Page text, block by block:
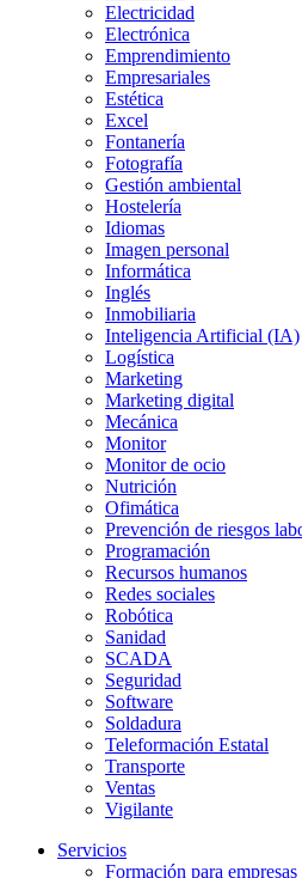
Electricidad
Electrónica
Emprendimiento
Empresariales
Estética
Excel
Fontanería
Fotografía
Gestión ambiental
Hostelería
Idiomas
Imagen personal
Informática
Inglés
Inmobiliaria
Inteligencia Artificial (IA)
Logística
Marketing
Marketing digital
Mecánica
Monitor
Monitor de ocio
Nutrición
Ofimática
Prevención de riesgos
Programación
Recursos humanos
Redes sociales
Robótica
Sanidad
SCADA
Seguridad
Software
Soldadura
Teleformación Estatal
Transporte
Ventas
Vigilante
Servicios
Formación para empresas